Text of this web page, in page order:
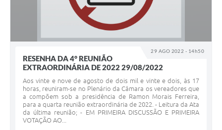
29 AGO 2022 - 14h50
RESENHA DA 4° REUNIÃO
EXTRAORDINÁRIA DE 2022 29/08/2022
Aos vinte e nove de agosto de dois mil e vinte e dois, às 17
horas, reuniram-se no Plenário da Câmara os vereadores que
a compõem sob a presidência de Ramon Morais Ferreira,
para a quarta reunião extraordinária de 2022. - Leitura da Ata
da última reunião; - EM PRIMEIRA DISCUSSÃO E PRIMEIRA
VOTAÇÃO AO...